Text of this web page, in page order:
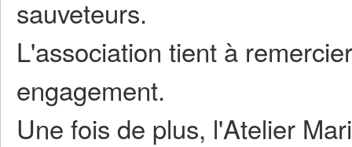
sauveteurs.
L'association tient à
engagement.
Une fois de plus, l'Atelier